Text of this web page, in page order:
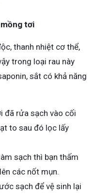
tơi
thanh nhiệt cơ thể,
trong loại rau này
sắt có khả năng
đã rửa sạch vào cối
to sau đó lọc lấy
sạch thì bạn thấm
các nốt mụn.
sạch để vệ sinh lại